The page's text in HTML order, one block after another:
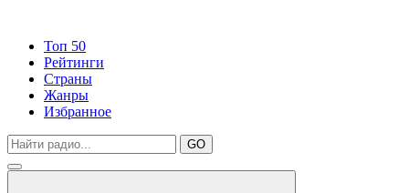
Топ 50
Рейтинги
Страны
Жанры
Избранное
GO